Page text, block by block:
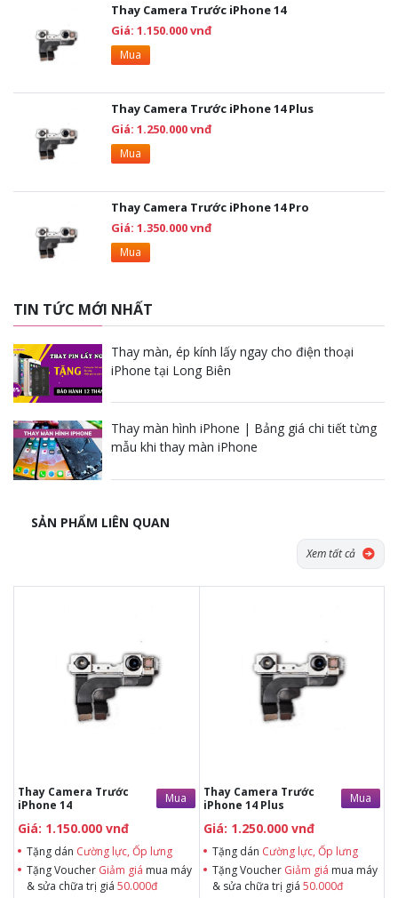
Thay Camera Trước iPhone 14
Giá: 1.150.000 vnđ
Mua
Thay Camera Trước iPhone 14 Plus
Giá: 1.250.000 vnđ
Mua
Thay Camera Trước iPhone 14 Pro
Giá: 1.350.000 vnđ
Mua
TIN TỨC MỚI NHẤT
Thay màn, ép kính lấy ngay cho điện thoại
iPhone tại Long Biên
Thay màn hình iPhone | Bảng giá chi tiết từng
mẫu khi thay màn iPhone
SẢN PHẨM LIÊN QUAN
Xem tất cả
Thay Camera Trước
iPhone 14
Mua
Giá: 1.150.000 vnđ
Tặng dán Cường lực, Ốp lưng
Tặng Voucher Giảm giá mua máy
& sửa chữa trị giá 50.000đ
Tặng dán Cường lực, Ốp lưng khi
Tặng Voucher Giảm giá mua máy
& sửa chữa trị giá 50.000đTặng dán
Cường lực, Ốp lưng khi mua BHV
Tặng Voucher Giảm giá mua máy
Thay Camera Trước
iPhone 14 Plus
Mua
Giá: 1.250.000 vnđ
Tặng dán Cường lực, Ốp lưng
Tặng Voucher Giảm giá mua máy
& sửa chữa trị giá 50.000đ
Tặng dán Cường lực, Ốp lưng khi
Tặng Voucher Giảm giá mua máy
& sửa chữa trị giá 50.000đTặng dán
Cường lực, Ốp lưng khi mua BHV
Tặng Voucher Giảm giá mua máy